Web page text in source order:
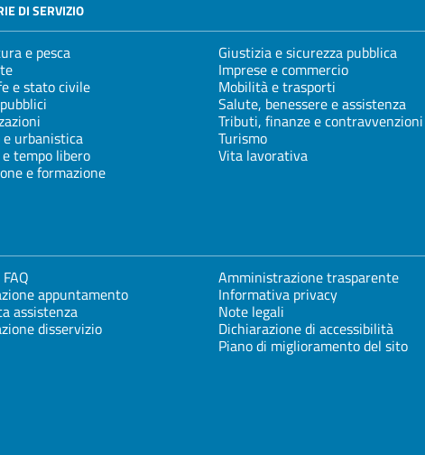
DI SERVIZIO
e pesca
e stato civile
e urbanistica
tempo libero
e formazione
Giustizia e sicurezza pubblica
Imprese e commercio
Mobilità e trasporti
Salute, benessere e assistenza
Tributi, finanze e contravvenzioni
Turismo
Vita lavorativa
appuntamento
assistenza
disservizio
Amministrazione trasparente
Informativa privacy
Note legali
Dichiarazione di accessibilità
Piano di miglioramento del sito